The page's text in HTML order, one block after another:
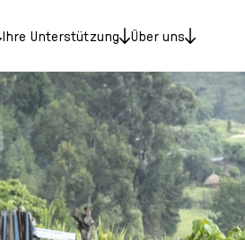
Ihre Unterstützung Über uns